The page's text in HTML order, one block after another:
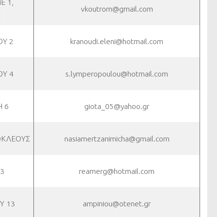
1,
vkoutrom@gmail.com
2 kranoudi.eleni@hotmail.com
4 s.lymperopoulou@hotmail.com
6 giota_05@yahoo.gr
nasiamertzanimicha@gmail.com
reamerg@hotmail.com
13 ampiniou@otenet.gr